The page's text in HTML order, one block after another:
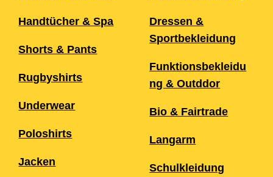
Handtücher & Spa
Shorts & Pants
Rugbyshirts
Underwear
Poloshirts
Jacken
Dressen &
Sportbekleidung
Funktionsbekleidu
ng & Outddor
Bio & Fairtrade
Langarm
Schulkleidung